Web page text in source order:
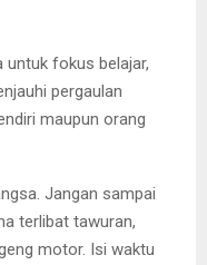
untuk fokus belajar,
pergaulan
maupun orang
Jangan sampai
terlibat tawuran,
motor. Isi waktu